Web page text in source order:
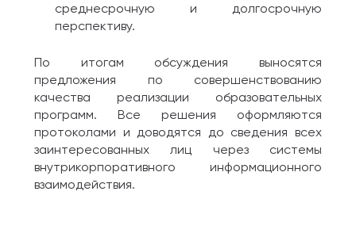
среднесрочную и долгосрочную
перспективу.
По итогам обсуждения выносятся
предложения по совершенствованию
качества реализации образовательных
программ. Все решения оформляются
протоколами и доводятся до сведения всех
заинтересованных лиц через системы
внутрикорпоративного информационного
взаимодействия.